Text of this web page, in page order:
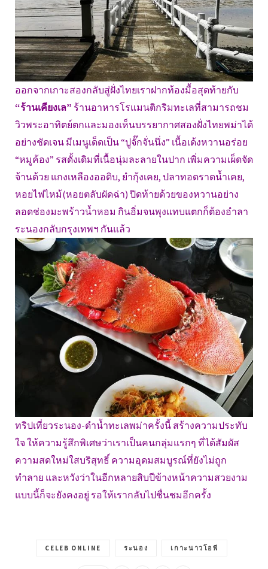
ออกจากเกาะสองกลับสู่ฝั่งไทยเราฝากท้องมื้อสุดท้ายกับ
“ร้านเคียงเล” ร้านอาหารโรแมนติกริมทะเลที่สามารถชม
วิวพระอาทิตย์ตกและมองเห็นบรรยากาศสองฝั่งไทยพม่าได้
อย่างชัดเจน มีเมนูเด็ดเป็น “ปูจั๊กจั่นนึ่ง” เนื้อเด้งหวานอร่อย
“หมูค้อง” รสดั้งเดิมที่เนื้อนุ่มละลายในปาก เพิ่มความเผ็ดจัด
จ้านด้วย แกงเหลืองออดิบ, ยำกุ้งเคย, ปลาทอดราดน้ำเคย,
หอยไฟไหม้(หอยตลับผัดฉ่า) ปิดท้ายด้วยของหวานอย่าง
ลอดช่องมะพร้าวน้ำหอม กินอิ่มจนพุงแทบแตกก็ต้องอำลา
ระนองกลับกรุงเทพฯ กันแล้ว
ทริปเที่ยวระนอง-ดำน้ำทะเลพม่าครั้งนี้ สร้างความประทับ
ใจ ให้ความรู้สึกพิเศษว่าเราเป็นคนกลุ่มแรกๆ ที่ได้สัมผัส
ความสดใหม่ใสบริสุทธิ์ ความอุดมสมบูรณ์ที่ยังไม่ถูก
ทำลาย และหวังว่าในอีกหลายสิบปีข้างหน้าความสวยงาม
แบบนี้ก็จะยังคงอยู่ รอให้เรากลับไปชื่นชมอีกครั้ง
CELEB ONLINE ระนอง เกาะนาวโอพี